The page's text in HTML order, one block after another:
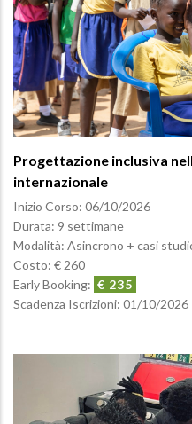
Progettazione inclusiva
internazionale
Inizio Corso: 06/10/2026
Durata: 9 settimane
Modalità: Asincrono + casi
Costo: € 260
Early Booking: € 235
Scadenza Iscrizioni: 01/10/2026